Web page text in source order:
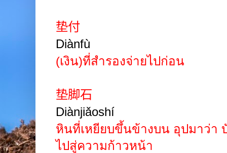
垫付
Diànfù
(เงิน)ที่สำรองจ่ายไปก่อน
垫脚石
Diànjiǎoshí
หินที่เหยียบขึ้นข้างบน อุปมาว่า
ไปสู่ความก้าวหน้า